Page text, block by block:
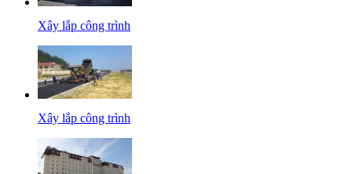
Xây lắp công trình
Xây lắp công trình